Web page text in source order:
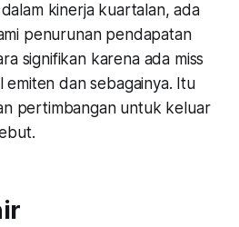
kinerja kuartalan, ada
penurunan pendapatan
signifikan karena ada miss
emiten dan sebagainya. Itu
pertimbangan untuk keluar